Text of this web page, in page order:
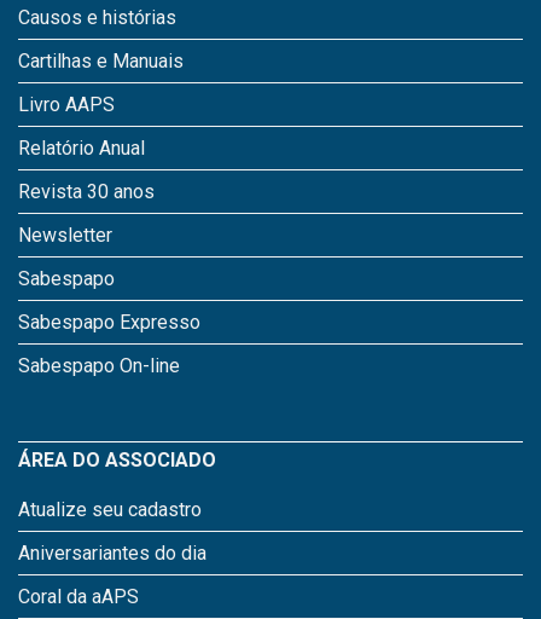
Causos e histórias
Cartilhas e Manuais
Livro AAPS
Relatório Anual
Revista 30 anos
Newsletter
Sabespapo
Sabespapo Expresso
Sabespapo On-line
ÁREA DO ASSOCIADO
Atualize seu cadastro
Aniversariantes do dia
Coral da aAPS